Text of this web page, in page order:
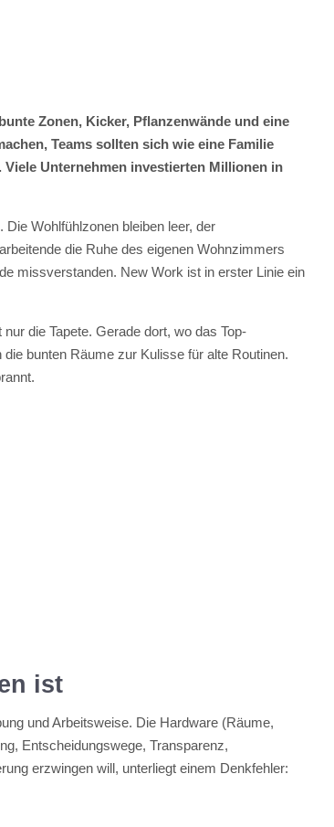
Zonen, Kicker, Pflanzenwände und eine
Teams sollten sich wie eine Familie
Unternehmen investierten Millionen in
Wohlfühlzonen bleiben leer, der
die Ruhe des eigenen Wohnzimmers
missverstanden. New Work ist in erster Linie ein
die Tapete. Gerade dort, wo das Top-
bunten Räume zur Kulisse für alte Routinen.
ist
und Arbeitsweise. Die Hardware (Räume,
Entscheidungswege, Transparenz,
erzwingen will, unterliegt einem Denkfehler: